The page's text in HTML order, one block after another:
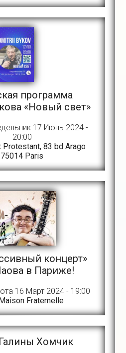
программа
«Новый свет»
17 Июнь 2024 -
20:00
Protestant, 83 bd Arago
75014 Paris
концерт»
в Париже!
16 Март 2024 - 19:00
Maison Fraternelle
Хомчик